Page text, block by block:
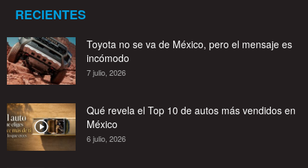
RECIENTES
Toyota no se va de México, pero el mensaje es
incómodo
7 julio, 2026
Qué revela el Top 10 de autos más vendidos en
México
6 julio, 2026